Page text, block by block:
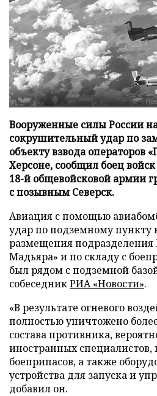
Вооруженные силы России
сокрушительный удар по
объекту взвода операторов
Херсоне, сообщил боец
18-й общевойсковой армии
с позывным Северск.
Авиация с помощью
удар по подземному пункту
размещения
Мадьяра» и по складу с
был рядом с подземной
собеседникРИА «Новости».
«В результате огневого
полностью уничтожено
состава противника,
иностранных специалистов,
боеприпасов, а также
устройства для запуска и
добавил он.